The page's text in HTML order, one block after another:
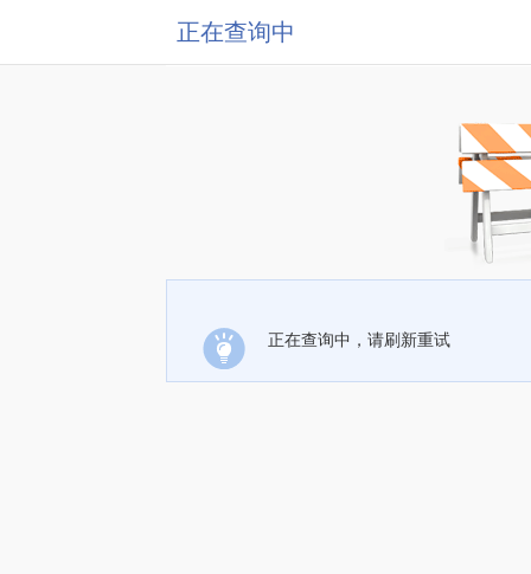
正在查询中
正在查询中，请刷新重试